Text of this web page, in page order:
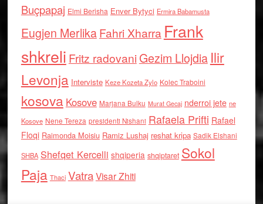
Buçpapaj Elmi Berisha Enver Bytyci Ermira Babamusta
Eugjen MerlikaFahri Xharra Frank
shkreli Fritz radovaniGezim Llojdia Ilir
Levonja Interviste Keze Kozeta Zylo Kolec Traboini
kosova Kosove Marjana Bulku Murat Gecaj nderroi jete ne
Kosove Nene Tereza presidenti Nishani Rafaela Prifti Rafael
Floqi Raimonda Moisiu Ramiz Lushaj reshat kripa Sadik Elshani
SHBA Shefqet Kercelli shqiperia shqiptaret Sokol
Paja Thaci VatraVisar Zhiti